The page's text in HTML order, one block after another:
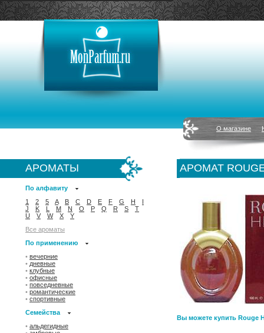
О магазине
АРОМАТЫ
По алфавиту
1
2 5 A B C D E F G H
I
J
K L M N O P Q R S
T
U
V W X
Y
Все ароматы
По применению
• вечерние
• дневные
• клубные
• офисные
• повседневные
• романтические
• спортивные
Семейства
• альдегидные
АРОМАТ ROUGE
Вы можете купить Rouge